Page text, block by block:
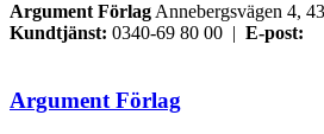
Argument Förlag Annebergsvägen 4,
Kundtjänst: 0340-69 80 00 | E-post:
Argument Förlag